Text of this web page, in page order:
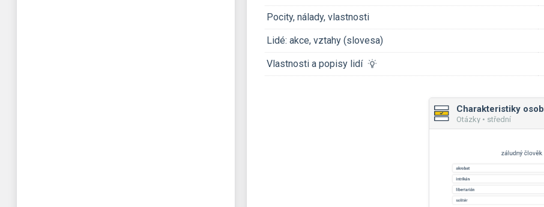
Pocity, nálady, vlastnosti
Lidé: akce, vztahy (slovesa)
Vlastnosti a popisy lidí
Charakteristiky osob
Otázky • střední